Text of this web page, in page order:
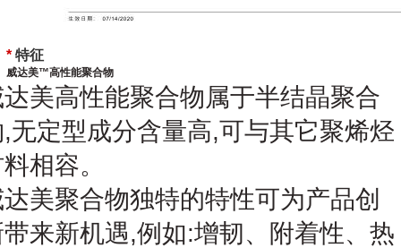
* 特征
威达美™高性能聚合物
美高性能聚合物属于半结晶聚合
无定型成分含量高,可与其它聚烯烃
相容。
美聚合物独特的特性可为产品创
来新机遇,例如:增韧、附着性、热